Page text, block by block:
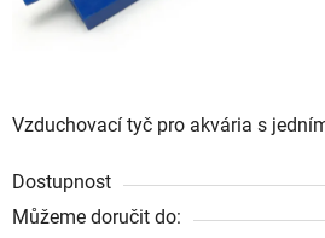
Vzduchovací tyč pro akvária s
Dostupnost
Můžeme doručit do: